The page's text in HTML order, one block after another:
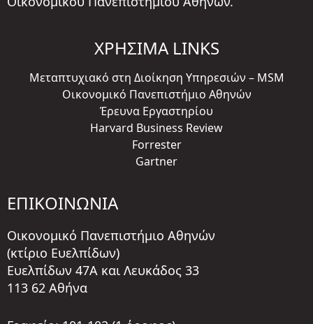
ΧΡΗΣΙΜΑ LINKS
Μεταπτυχιακό στη Διοίκηση Υπηρεσιών – MSM
Οικονομικό Πανεπιστήμιο Αθηνών
Έρευνα Εργαστηρίου
Harvard Business Review
Forrester
Gartner
ΕΠΙΚΟΙΝΩΝΙΑ
Οικονομικό Πανεπιστήμιο Αθηνών
(κτίριο Ευελπίδων)
Ευελπίδων 47A και Λευκάδος 33
113 62 Αθήνα